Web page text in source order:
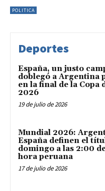
POLITICA
Deportes
España, un justo
doblegó a Argentina
en la final de la Copa
2026
19 de julio de 2026
Mundial 2026:
España definen el
domingo a las 2:00
hora peruana
17 de julio de 2026